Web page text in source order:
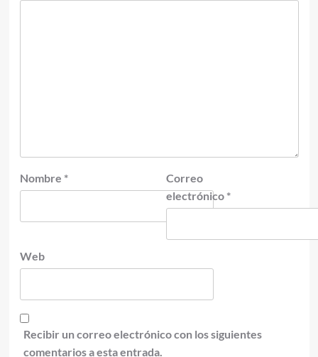
Nombre *
Correo
electrónico *
Web
Recibir un correo electrónico con los siguientes
comentarios a esta entrada.